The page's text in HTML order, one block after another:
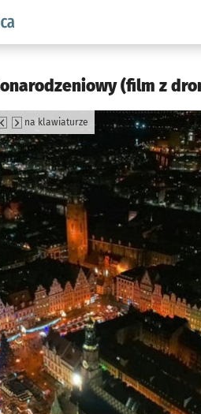
Dla mieszkańca
(film z
na klawiaturze